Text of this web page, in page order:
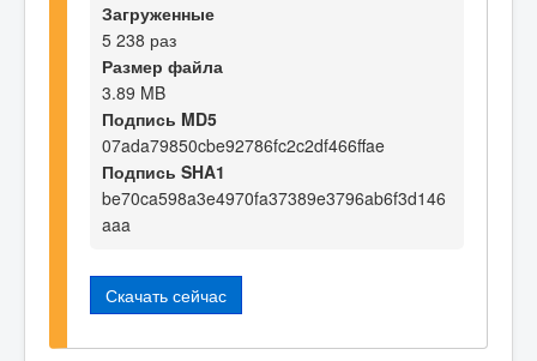
Загруженные
5 238 раз
Размер файла
3.89 MB
Подпись MD5
07ada79850cbe92786fc2c2df466ffae
Подпись SHA1
be70ca598a3e4970fa37389e3796ab6f3d146
aaa
Скачать сейчас